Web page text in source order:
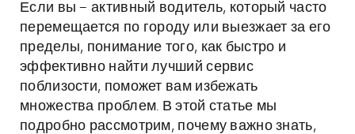
Если вы – активный водитель, который часто
перемещается по городу или выезжает за его
пределы, понимание того, как быстро и
эффективно найти лучший сервис
поблизости, поможет вам избежать
множества проблем. В этой статье мы
подробно рассмотрим, почему важно знать,